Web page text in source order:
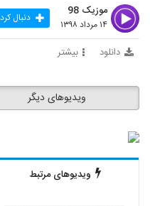
5309
آهنگ
۲۴۳ بازدید
آهنگ
موزیک 98
۱۴ مرداد ۱۳۹۸ دنبال
دانلود بیشتر
ویدیوهای دیگر
ویدیوهای مرتبط